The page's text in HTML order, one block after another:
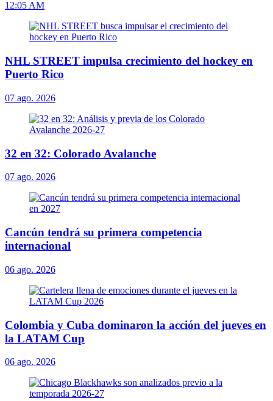
12:05 AM
NHL STREET impulsa crecimiento del hockey en
Puerto Rico
07 ago. 2026
32 en 32: Colorado Avalanche
07 ago. 2026
Cancún tendrá su primera competencia
internacional
06 ago. 2026
Colombia y Cuba dominaron la acción del jueves en
la LATAM Cup
06 ago. 2026